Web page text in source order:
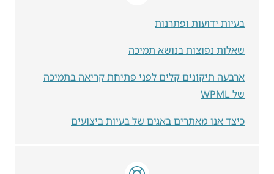
בעיות ידועות ופתרנות
שאלות נפוצות בנושא תמיכה
ארבעה תיקונים קלים לפני פתיחת קריאה בתמיכה
של WPML
כיצד אנו מאתרים באגים של בעיות ביצועים